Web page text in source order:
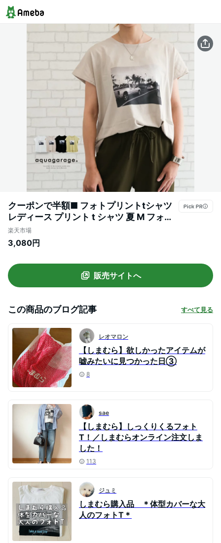
クーポンで半額■ フォトプリントtシャツ
レディース プリント t シャツ 夏 M フォト t
シャツ 半袖 プリントtシャツ 半袖tシャツ
おしゃれ 半袖トップス レディースtシャツ
ースティーシャツ レディースティシャツ
楽天市場
3,080円
販売サイトへ
この商品のブログ記事 すべて見る
レオマロン
【しまむら】欲しかったアイテムが
嘘みたいに見つかった日③
8
sae
【しまむら】しっくりくるフォト
T！／しまむらオンライン注文しま
した！
113
ジュミ
しまむら購入品 ＊体型カバーな大
人のフォトT＊